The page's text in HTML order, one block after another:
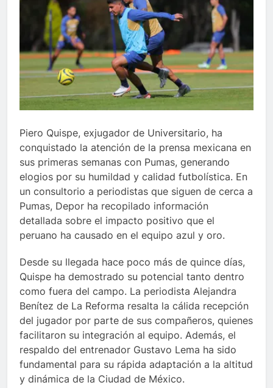
Piero Quispe, exjugador de Universitario, ha
conquistado la atención de la prensa mexicana en
sus primeras semanas con Pumas, generando
elogios por su humildad y calidad futbolística. En
un consultorio a periodistas que siguen de cerca a
Pumas, Depor ha recopilado información
detallada sobre el impacto positivo que el
peruano ha causado en el equipo azul y oro.
Desde su llegada hace poco más de quince días,
Quispe ha demostrado su potencial tanto dentro
como fuera del campo. La periodista Alejandra
Benítez de La Reforma resalta la cálida recepción
del jugador por parte de sus compañeros, quienes
facilitaron su integración al equipo. Además, el
respaldo del entrenador Gustavo Lema ha sido
fundamental para su rápida adaptación a la altitud
y dinámica de la Ciudad de México.